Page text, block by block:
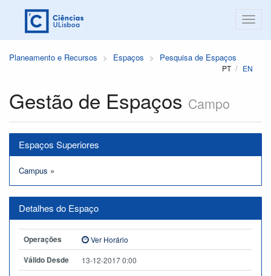
Planeamento e Recursos Espaços Pesquisa de Espaços
PT EN
Gestão de Espaços Campo
Espaços Superiores
Campus »
Detalhes do Espaço
Operações Ver Horário
Válido Desde 13-12-2017 0:00